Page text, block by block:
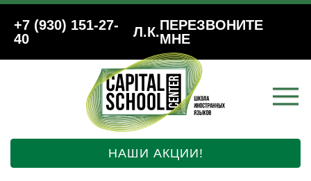
+7 (930) 151-27-
40
Л.К.ПЕРЕЗВОНИТЕ
МНЕ
НАШИ АКЦИИ!